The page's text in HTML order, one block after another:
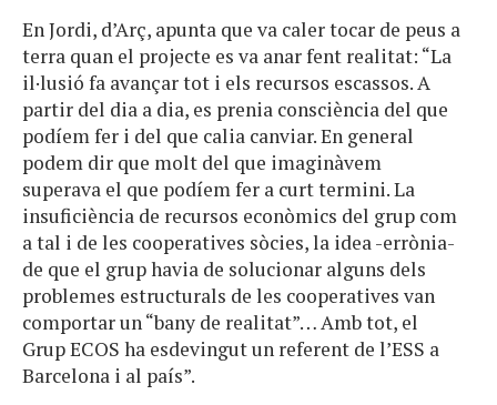
En Jordi, d’Arç, apunta que va caler tocar de peus a
terra quan el projecte es va anar fent realitat: “La
il·lusió fa avançar tot i els recursos escassos. A
partir del dia a dia, es prenia consciència del que
podíem fer i del que calia canviar. En general
podem dir que molt del que imaginàvem
superava el que podíem fer a curt termini. La
insuficiència de recursos econòmics del grup com
a tal i de les cooperatives sòcies, la idea -errònia-
de que el grup havia de solucionar alguns dels
problemes estructurals de les cooperatives van
comportar un “bany de realitat”… Amb tot, el
Grup ECOS ha esdevingut un referent de l’ESS a
Barcelona i al país”.